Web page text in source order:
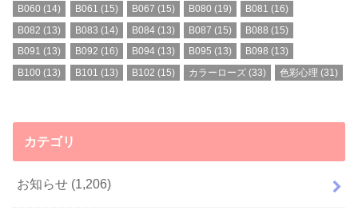
B060 (14) B061 (15) B067 (15) B080 (19) B081 (16)
B082 (13) B083 (14) B084(13) B087 (15) B088 (15)
B091 (13) B092 (16) B094(13) B095 (13) B098 (13)
B100 (13) B101 (13) B102 (15) カラーローズ (33) 色彩心理 (31)
カテゴリ
お知らせ (1,206)